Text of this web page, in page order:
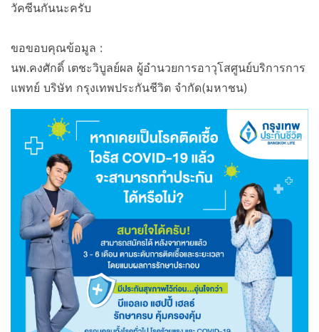
วัคซีนกันนะครับ
ขอขอบคุณข้อมูล :
นพ.คงศักดิ์ เตชะวิบูลย์ผล ผู้อำนวยการอาวุโสศูนย์บริการการ
แพทย์ บริษัท กรุงเทพประกันชีวิต จำกัด(มหาชน)